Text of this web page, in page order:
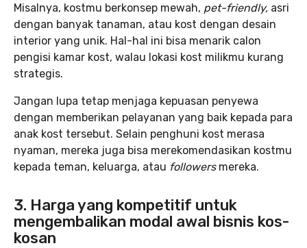
Misalnya, kostmu berkonsep mewah, pet-friendly, asri
dengan banyak tanaman, atau kost dengan desain
interior yang unik. Hal-hal ini bisa menarik calon
pengisi kamar kost, walau lokasi kost milikmu kurang
strategis.
Jangan lupa tetap menjaga kepuasan penyewa
dengan memberikan pelayanan yang baik kepada para
anak kost tersebut. Selain penghuni kost merasa
nyaman, mereka juga bisa merekomendasikan kostmu
kepada teman, keluarga, atau followers mereka.
3. Harga yang kompetitif untuk
mengembalikan modal awal bisnis kos-
kosan